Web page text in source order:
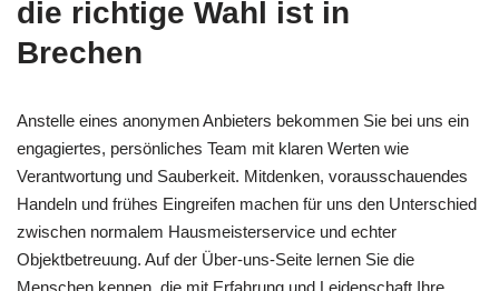
die richtige Wahl ist in
Brechen
Anstelle eines anonymen Anbieters bekommen Sie bei uns ein
engagiertes, persönliches Team mit klaren Werten wie
Verantwortung und Sauberkeit. Mitdenken, vorausschauendes
Handeln und frühes Eingreifen machen für uns den Unterschied
zwischen normalem Hausmeisterservice und echter
Objektbetreuung. Auf der Über-uns-Seite lernen Sie die
Menschen kennen, die mit Erfahrung und Leidenschaft Ihre